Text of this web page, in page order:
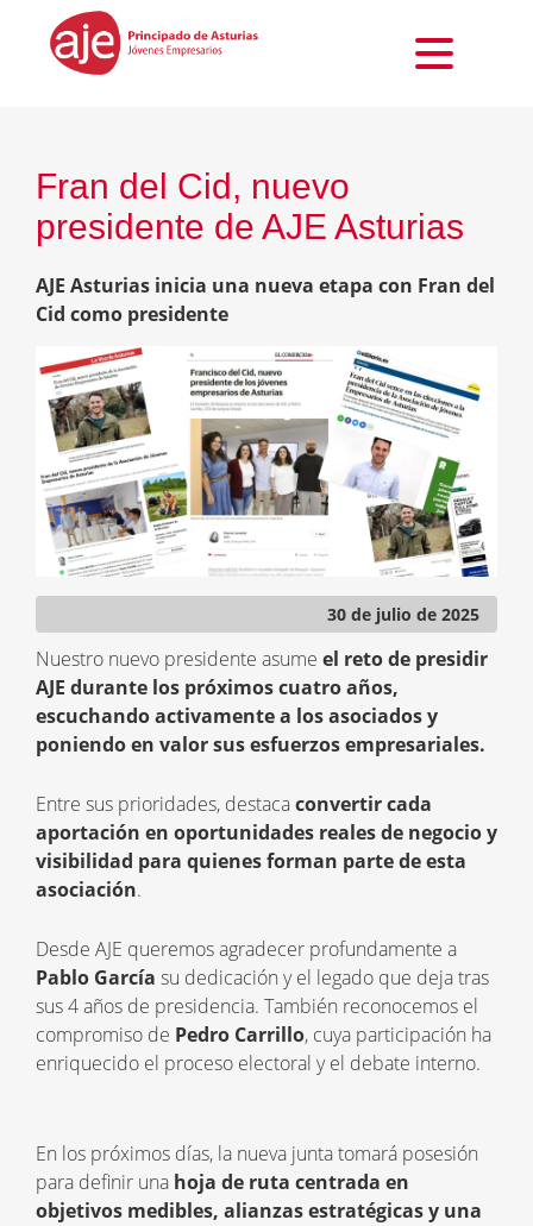
Fran del Cid, nuevo
presidente de AJE Asturias
AJE Asturias inicia una nueva etapa con Fran del
Cid como presidente
30 de julio de 2025
Nuestro nuevo presidente asume el reto de presidir
AJE durante los próximos cuatro años,
escuchando activamente a los asociados y
poniendo en valor sus esfuerzos empresariales.
Entre sus prioridades, destacaconvertir cada
aportación en oportunidades reales de negocio y
visibilidad para quienes forman parte de esta
asociación.
Desde AJE queremos agradecer profundamente a
Pablo García su dedicación y el legado que deja tras
sus 4 años de presidencia. También reconocemos el
compromiso de Pedro Carrillo, cuya participación ha
enriquecido el proceso electoral y el debate interno.
En los próximos días, la nueva junta tomará posesión
para definir una hoja de ruta centrada en
objetivos medibles, alianzas estratégicas y una